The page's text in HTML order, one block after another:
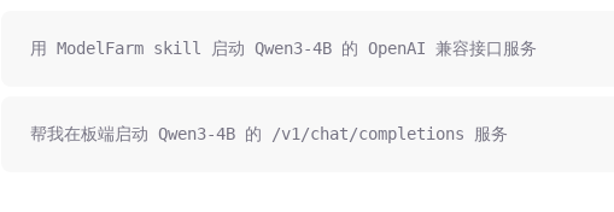
用 ModelFarm skill 启动 Qwen3-4B 的 OpenAI 兼容接口服务
帮我在板端启动 Qwen3-4B 的 /v1/chat/completions 服务